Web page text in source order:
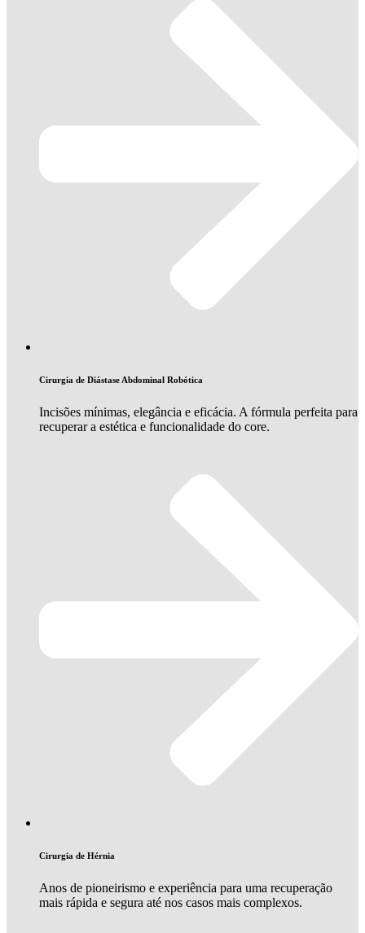
Cirurgia de Diástase Abdominal Robótica
Incisões mínimas, elegância e eficácia. A fórmula perfeita para
recuperar a estética e funcionalidade do core.
Cirurgia de Hérnia
Anos de pioneirismo e experiência para uma recuperação
mais rápida e segura até nos casos mais complexos.